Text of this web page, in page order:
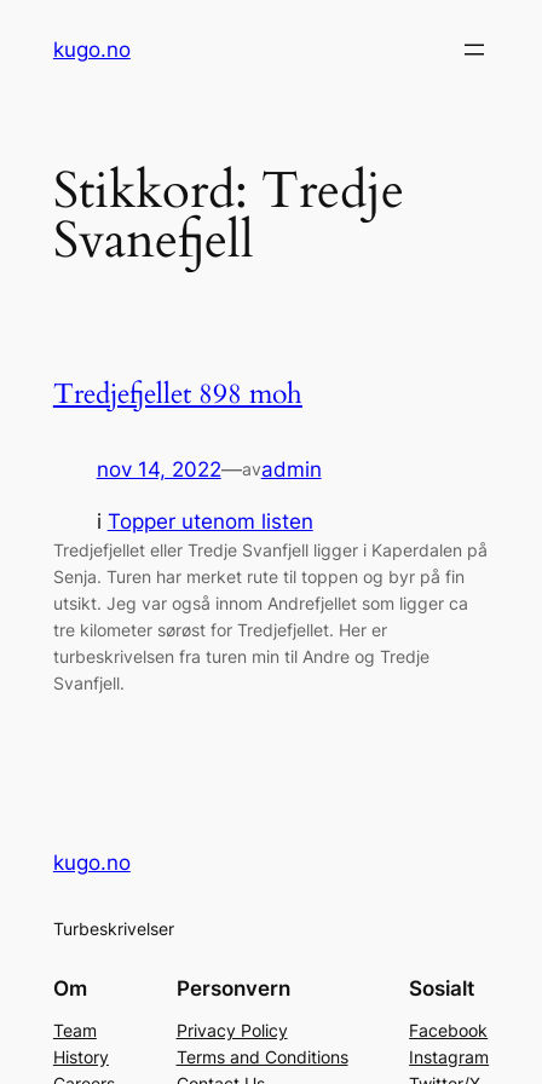
kugo.no
Stikkord: Tredje
Svanefjell
Tredjefjellet 898 moh
nov 14, 2022—avadmin
i Topper utenom listen
Tredjefjellet eller Tredje Svanfjell ligger i Kaperdalen på
Senja. Turen har merket rute til toppen og byr på fin
utsikt. Jeg var også innom Andrefjellet som ligger ca
tre kilometer sørøst for Tredjefjellet. Her er
turbeskrivelsen fra turen min til Andre og Tredje
Svanfjell.
kugo.no
Turbeskrivelser
Om
Team
History
Personvern
Privacy Policy
Terms and Conditions
Sosialt
Facebook
Instagram